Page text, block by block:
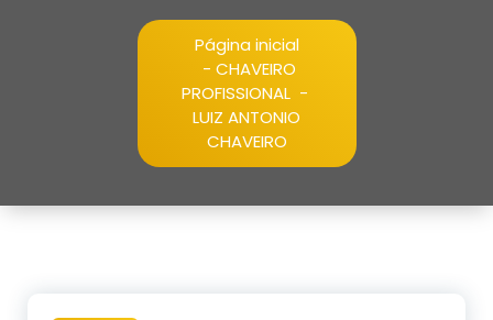
Página inicial
- CHAVEIRO
PROFISSIONAL-
LUIZ ANTONIO
CHAVEIRO